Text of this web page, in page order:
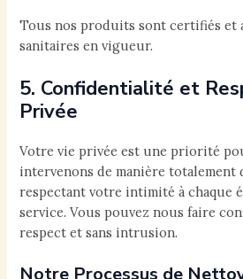
Tous nos produits sont certifiés et
sanitaires en vigueur.
5. Confidentialité et
Privée
Votre vie privée est une priorité
intervenons de manière totalement
respectant votre intimité à chaque
service. Vous pouvez nous faire
respect et sans intrusion.